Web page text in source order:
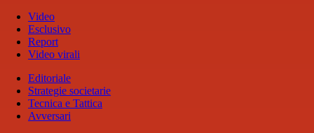
Video
Esclusivo
Report
Video virali
Editoriale
Strategie societarie
Tecnica e Tattica
Avversari